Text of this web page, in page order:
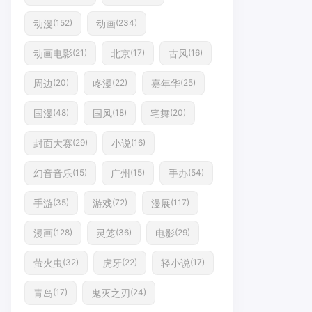
动漫(152) 动画(234)
动画电影(21) 北京(17) 古风(16)
周边 (20) 咚漫(22) 嘉年华(25)
国漫(48) 国风(18) 宅舞(20)
封面大赛(29) 小说(16)
幻音音乐(15) 广州 (15) 手办(54)
手游(35) 游戏(72) 漫展(117)
漫画(128) 灵笼(36) 电影(29)
萤火虫 (32) 虎牙(22) 轻小说(17)
青岛(17) 鬼灭之刃(24)